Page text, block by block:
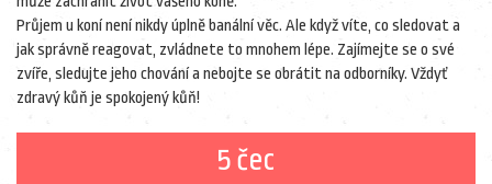
Průjem u koní není nikdy úplně banální věc. Ale když víte, co sledovat a
jak správně reagovat, zvládnete to mnohem lépe. Zajímejte se o své
zvíře, sledujte jeho chování a nebojte se obrátit na odborníky. Vždyť
zdravý kůň je spokojený kůň!
5 čec